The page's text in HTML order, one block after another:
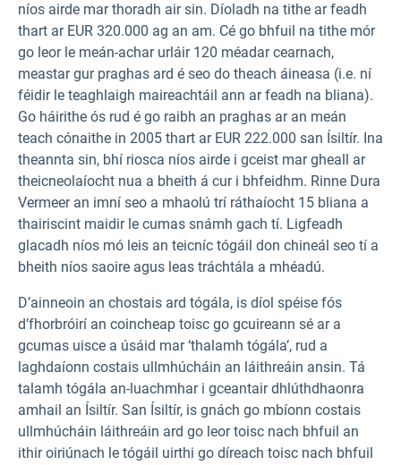
níos airde mar thoradh air sin. Díoladh na tithe ar feadh
thart ar EUR 320.000 ag an am. Cé go bhfuil na tithe mór
go leor le meán-achar urláir 120 méadar cearnach,
meastar gur praghas ard é seo do theach áineasa (i.e. ní
féidir le teaghlaigh maireachtáil ann ar feadh na bliana).
Go háirithe ós rud é go raibh an praghas ar an meán
teach cónaithe in 2005 thart ar EUR 222.000 san Ísiltír. Ina
theannta sin, bhí riosca níos airde i gceist mar gheall ar
theicneolaíocht nua a bheith á cur i bhfeidhm. Rinne Dura
Vermeer an imní seo a mhaolú trí ráthaíocht 15 bliana a
thairiscint maidir le cumas snámh gach tí. Ligfeadh
glacadh níos mó leis an teicníc tógáil don chineál seo tí a
bheith níos saoire agus leas tráchtála a mhéadú.
D’ainneoin an chostais ard tógála, is díol spéise fós
d’fhorbróirí an coincheap toisc go gcuireann sé ar a
gcumas uisce a úsáid mar ‘thalamh tógála’, rud a
laghdaíonn costais ullmhúcháin an láithreáin ansin. Tá
talamh tógála an-luachmhar i gceantair dhlúthdhaonra
amhail an Ísiltír. San Ísiltír, is gnách go mbíonn costais
ullmhúcháin láithreáin ard go leor toisc nach bhfuil an
ithir oiriúnach le tógáil uirthi go díreach toisc nach bhfuil